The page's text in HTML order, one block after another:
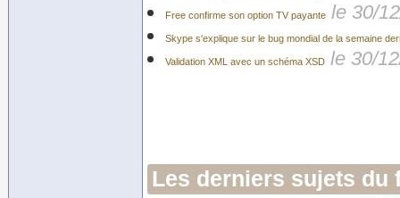
Free confirme son option TV payante le 30/
Skype s'explique sur le bug mondial de la semaine
Validation XML avec un schéma XSD le 30/
Les derniers sujets du